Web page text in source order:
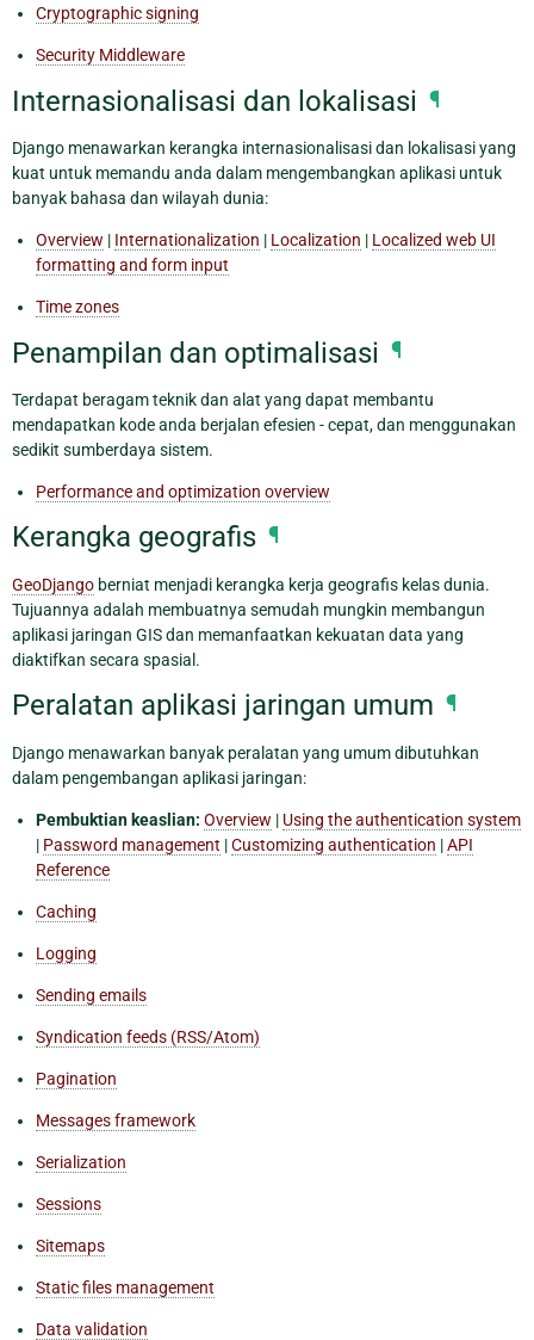
Cryptographic signing
Security Middleware
Internasionalisasi dan lokalisasi ¶
Django menawarkan kerangka internasionalisasi dan lokalisasi yang
kuat untuk memandu anda dalam mengembangkan aplikasi untuk
banyak bahasa dan wilayah dunia:
Overview | Internationalization | Localization | Localized web UI
formatting and form input
Time zones
Penampilan dan optimalisasi ¶
Terdapat beragam teknik dan alat yang dapat membantu
mendapatkan kode anda berjalan efesien - cepat, dan menggunakan
sedikit sumberdaya sistem.
Performance and optimization overview
Kerangka geografis ¶
GeoDjango berniat menjadi kerangka kerja geografis kelas dunia.
Tujuannya adalah membuatnya semudah mungkin membangun
aplikasi jaringan GIS dan memanfaatkan kekuatan data yang
diaktifkan secara spasial.
Peralatan aplikasi jaringan umum ¶
Django menawarkan banyak peralatan yang umum dibutuhkan
dalam pengembangan aplikasi jaringan:
Pembuktian keaslian: Overview | Using the authentication system
| Password management |Customizing authentication |API
Reference
Caching
Logging
Sending emails
Syndication feeds (RSS/Atom)
Pagination
Messages framework
Serialization
Sessions
Sitemaps
Static files management
Data validation